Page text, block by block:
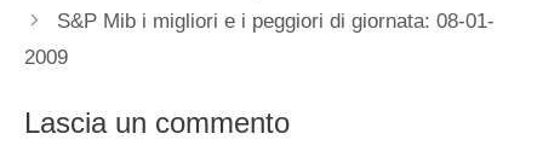
S&P Mib i migliori e i peggiori di giornata: 08-01-
2009
Lascia un commento